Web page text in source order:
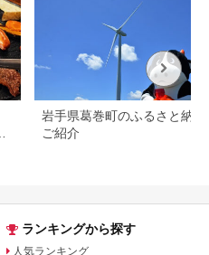
岩手県葛巻町のふるさと納税
ご紹介
ランキングから探す
人気ランキング